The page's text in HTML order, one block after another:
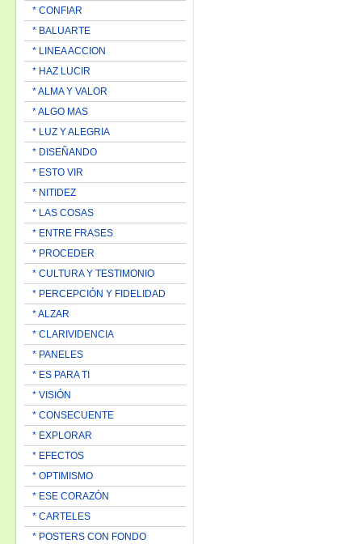
* CONFIAR
* BALUARTE
* LINEA ACCION
* HAZ LUCIR
* ALMA Y VALOR
* ALGO MAS
* LUZ Y ALEGRIA
* DISEÑANDO
* ESTO VIR
* NITIDEZ
* LAS COSAS
* ENTRE FRASES
* PROCEDER
* CULTURA Y TESTIMONIO
* PERCEPCIÓN Y FIDELIDAD
* ALZAR
* CLARIVIDENCIA
* PANELES
* ES PARA TI
* VISIÓN
* CONSECUENTE
* EXPLORAR
* EFECTOS
* OPTIMISMO
* ESE CORAZÓN
* CARTELES
* POSTERS CON FONDO